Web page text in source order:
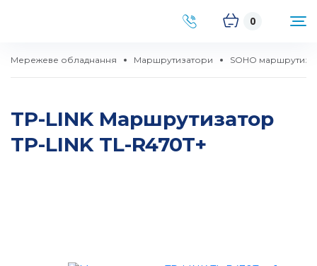
0
Мережеве обладнання Маршрутизатори SOHO
TP-LINK Маршрутизатор
TP-LINK TL-R470T+